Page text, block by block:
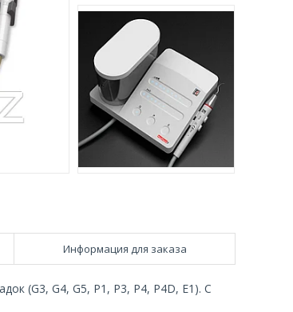
Информация для заказа
(G3, G4, G5, P1, P3, P4, P4D, E1). С